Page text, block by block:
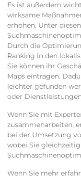
Es ist außerdem
wirksame
erhöhen. Unter
Durch die
Ranking in den
Sie können ihr
Maps eintragen.
leichter gefunden
oder
Wenn Sie mit
zusammenarbeiten,
bei der Umsetzung
wobei Sie
Wenn Sie mehr